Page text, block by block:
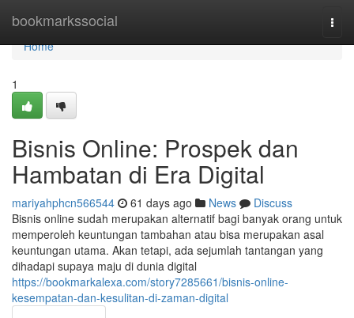
bookmarkssocial
Home
Home
1
Bisnis Online: Prospek dan
Hambatan di Era Digital
mariyahphcn566544 61 days ago News
Discuss
Bisnis online sudah merupakan alternatif bagi banyak orang untuk
memperoleh keuntungan tambahan atau bisa merupakan asal
keuntungan utama. Akan tetapi, ada sejumlah tantangan yang
dihadapi supaya maju di dunia digital
https://bookmarkalexa.com/story7285661/bisnis-online-
kesempatan-dan-kesulitan-di-zaman-digital